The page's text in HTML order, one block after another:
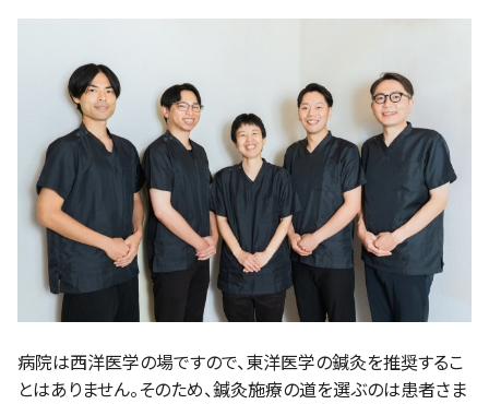
病院は西洋医学の場ですので、東洋医学の鍼灸を推奨するこ
とはありません。そのため、鍼灸施療の道を選ぶのは患者さま